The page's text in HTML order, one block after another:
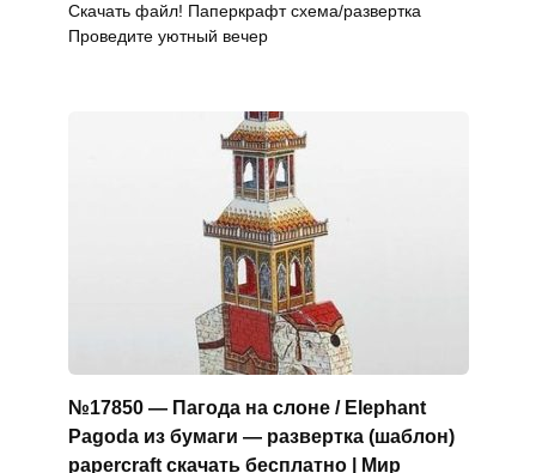
Скачать файл! Паперкрафт схема/развертка
Проведите уютный вечер
№17850 — Пагода на слоне / Elephant
Pagoda из бумаги — развертка (шаблон)
papercraft скачать бесплатно | Мир